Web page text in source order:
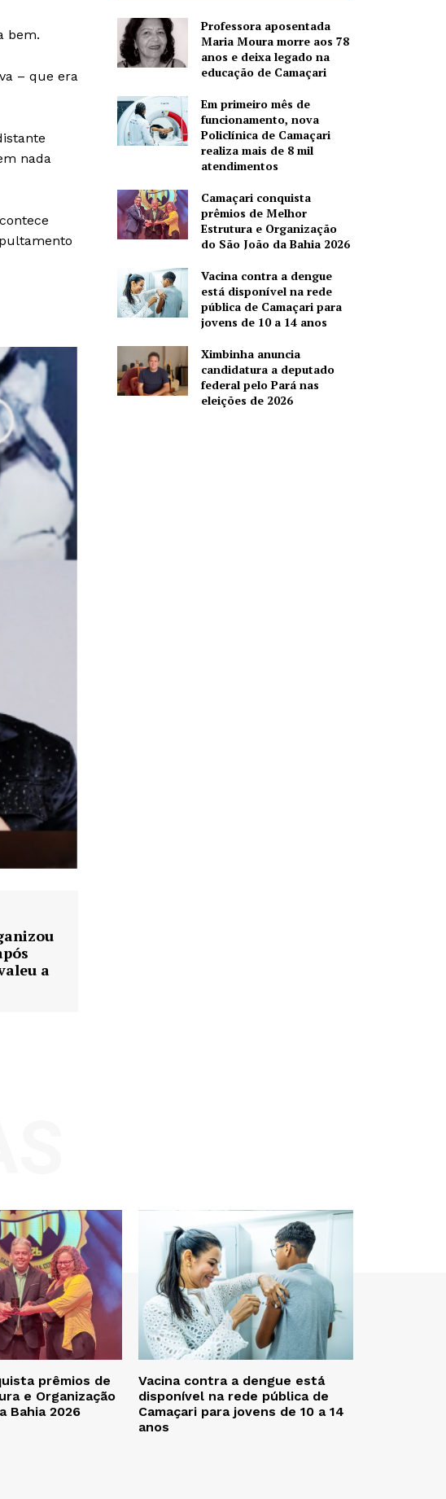
bem.
– que era
nada
a
Professora aposentada
Maria Moura morre aos 78
anos e deixa legado na
educação de Camaçari
Em primeiro mês de
funcionamento, nova
Policlínica de Camaçari
realiza mais de 8 mil
atendimentos
Camaçari conquista
prêmios de Melhor
Estrutura e Organização
do São João da Bahia 2026
Vacina contra a dengue
está disponível na rede
pública de Camaçari para
jovens de 10 a 14 anos
Ximbinha anuncia
candidatura a deputado
federal pelo Pará nas
eleições de 2026
prêmios de
e Organização
Bahia 2026
Vacina contra a dengue está
disponível na rede pública de
Camaçari para jovens de 10 a 14
anos